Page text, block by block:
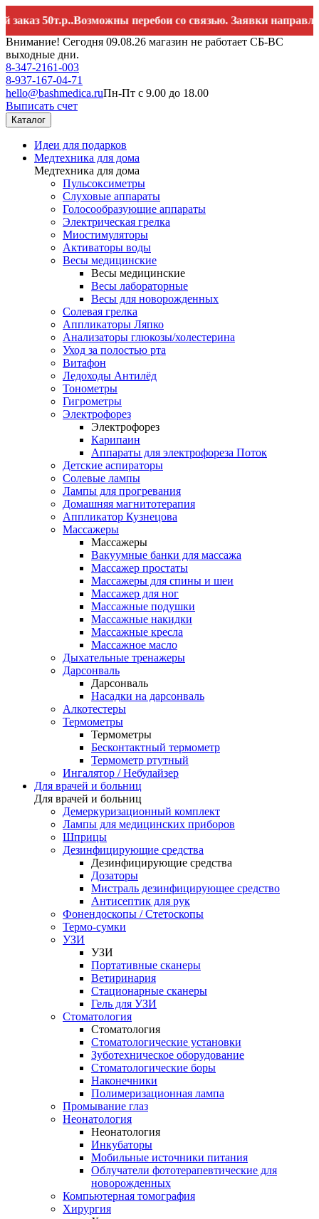
перебои со связью. Заявки направляйте
Внимание! Сегодня 09.08.26 магазин не работает СБ-ВС
выходные дни.
8-347-2161-003
8-937-167-04-71
hello@bashmedica.ruПн-Пт с 9.00 до 18.00
Выписать счет
Каталог
Идеи для подарков
Медтехника для дома
Медтехника для дома
Пульсоксиметры
Слуховые аппараты
Голосообразующие аппараты
Электрическая грелка
Миостимуляторы
Активаторы воды
Весы медицинские
Весы медицинские
Весы лабораторные
Весы для новорожденных
Солевая грелка
Аппликаторы Ляпко
Анализаторы глюкозы/холестерина
Уход за полостью рта
Витафон
Ледоходы Антилёд
Тонометры
Гигрометры
Электрофорез
Электрофорез
Карипаин
Аппараты для электрофореза Поток
Детские аспираторы
Солевые лампы
Лампы для прогревания
Домашняя магнитотерапия
Аппликатор Кузнецова
Массажеры
Массажеры
Вакуумные банки для массажа
Массажер простаты
Массажеры для спины и шеи
Массажер для ног
Массажные подушки
Массажные накидки
Массажные кресла
Массажное масло
Дыхательные тренажеры
Дарсонваль
Дарсонваль
Насадки на дарсонваль
Алкотестеры
Термометры
Термометры
Бесконтактный термометр
Термометр ртутный
Ингалятор / Небулайзер
Для врачей и больниц
Для врачей и больниц
Демеркуризационный комплект
Лампы для медицинских приборов
Шприцы
Дезинфицирующие средства
Дезинфицирующие средства
Дозаторы
Мистраль дезинфицирующее средство
Антисептик для рук
Фонендоскопы / Стетоскопы
Термо-сумки
УЗИ
УЗИ
Портативные сканеры
Ветиринария
Стационарные сканеры
Гель для УЗИ
Стоматология
Стоматология
Стоматологические установки
Зуботехническое оборудование
Стоматологические боры
Наконечники
Полимеризационная лампа
Промывание глаз
Неонатология
Неонатология
Инкубаторы
Мобильные источники питания
Облучатели фототерапевтические для
новорожденных
Компьютерная томография
Хирургия